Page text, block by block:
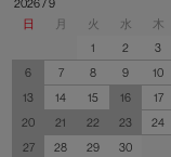
2026 / 9
日
月 火 水 木
1
2 3
6
7 8 9 10
13
14 15 16 17
20
21 22 23 24
27
28 29 30